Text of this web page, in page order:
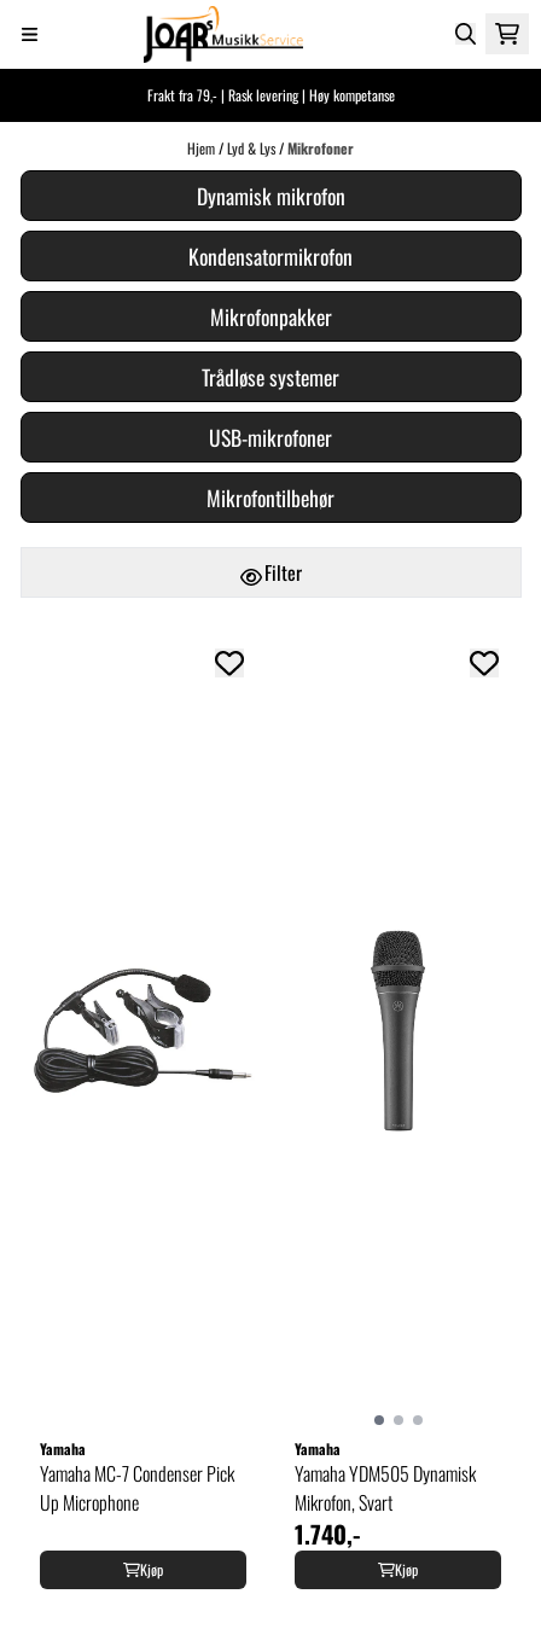
Hopp til innhold
Frakt fra 79,- | Rask levering | Høy kompetanse
Hjem/Lyd & Lys/Mikrofoner
Dynamisk mikrofon
Kondensatormikrofon
Mikrofonpakker
Trådløse systemer
USB-mikrofoner
Mikrofontilbehør
Filter
Yamaha
Yamaha MC-7 Condenser Pick
Up Microphone
Kjøp
Yamaha
Yamaha YDM505 Dynamisk
Mikrofon, Svart
1.740,-
Kjøp